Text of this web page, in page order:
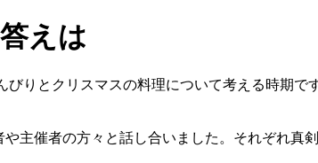
えは
りとクリスマスの料理について考える時期
主催者の方々と話し合いました。それぞれ真